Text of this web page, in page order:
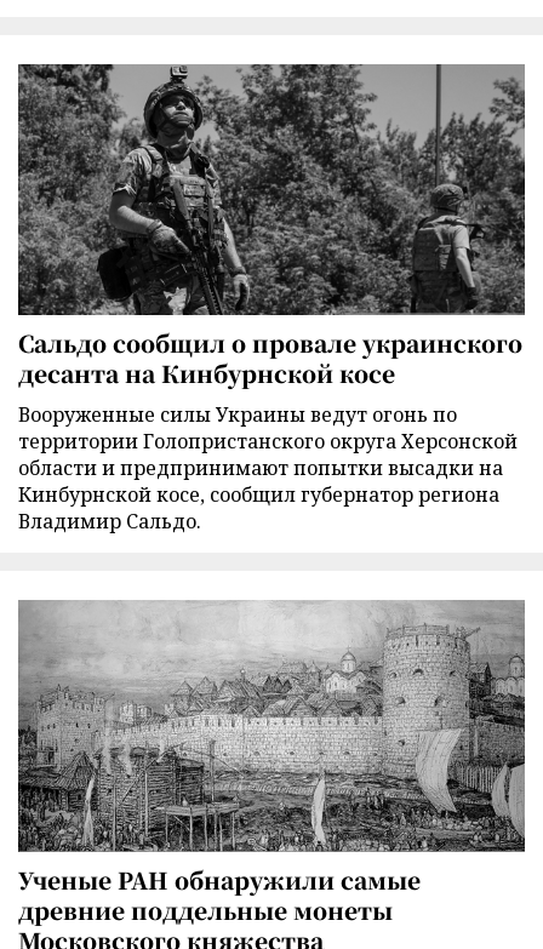
Сальдо сообщил о провале украинского
десанта на Кинбурнской косе
Вооруженные силы Украины ведут огонь по
территории Голопристанского округа Херсонской
области и предпринимают попытки высадки на
Кинбурнской косе, сообщил губернатор региона
Владимир Сальдо.
Ученые РАН обнаружили самые
древние поддельные монеты
Московского княжества